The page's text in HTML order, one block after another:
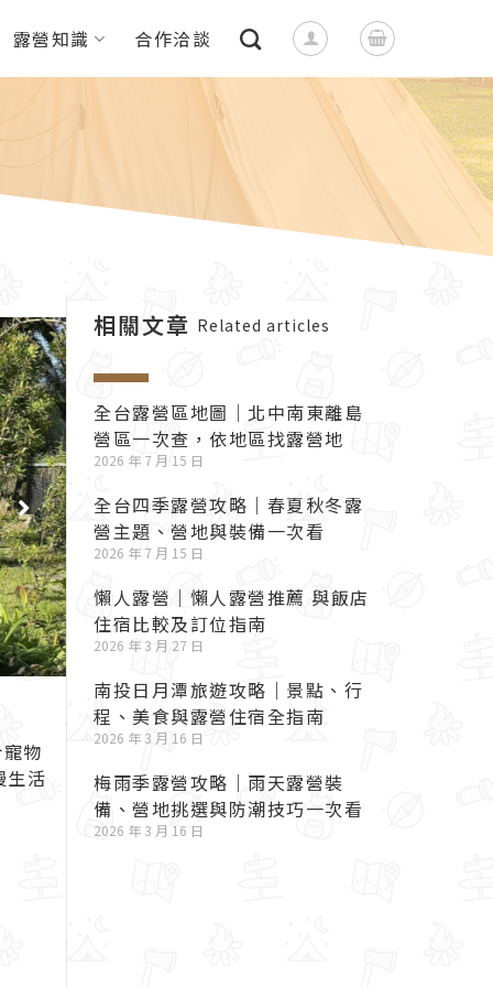
露營知識 合作洽談
物
生活
相關文章 Related articles
全台露營區地圖｜北中南東離島
營區一次查，依地區找露營地
2026 年 7 月 15 日
全台四季露營攻略｜春夏秋冬露
營主題、營地與裝備一次看
2026 年 7 月 15 日
懶人露營｜懶人露營推薦 與飯店
住宿比較及訂位指南
2026 年 3 月 27 日
南投日月潭旅遊攻略｜景點、行
程、美食與露營住宿全指南
2026 年 3 月 16 日
梅雨季露營攻略｜雨天露營裝
備、營地挑選與防潮技巧一次看
2026 年 3 月 16 日